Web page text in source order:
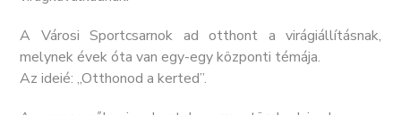
A Városi Sportcsarnok ad otthont a virágiállításnak,
melynek évek óta van egy-egy központi témája.
Az ideié: „Otthonod a kerted”.